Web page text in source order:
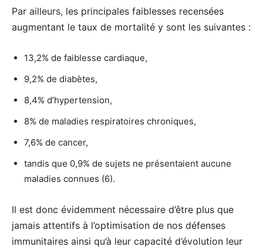
Par ailleurs, les principales faiblesses recensées
augmentant le taux de mortalité y sont les suivantes :
13,2% de faiblesse cardiaque,
9,2% de diabètes,
8,4% d’hypertension,
8% de maladies respiratoires chroniques,
7,6% de cancer,
tandis que 0,9% de sujets ne présentaient aucune
maladies connues (6).
Il est donc évidemment nécessaire d’être plus que
jamais attentifs à l’optimisation de nos défenses
immunitaires ainsi qu’à leur capacité d’évolution leur